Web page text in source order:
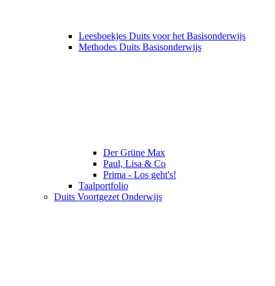
Leesboekjes Duits voor het Basisonderwijs
Methodes Duits Basisonderwijs
Der Grüne Max
Paul, Lisa & Co
Prima - Los geht's!
Taalportfolio
Duits Voortgezet Onderwijs